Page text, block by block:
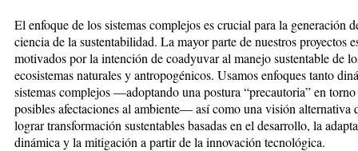
El enfoque de los sistemas complejos es crucial para la generación
ciencia de la sustentabilidad. La mayor parte de nuestros proyectos
motivados por la intención de coadyuvar al manejo sustentable de
ecosistemas naturales y antropogénicos. Usamos enfoques tanto
sistemas complejos —adoptando una postura “precautoria” en torno
posibles afectaciones al ambiente— así como una visión alternativa
lograr transformación sustentables basadas en el desarrollo, la
dinámica y la mitigación a partir de la innovación tecnológica.